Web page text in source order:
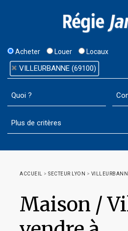
Acheter Louer Locaux
VILLEURBANNE (69100)
ACCUEIL > SECTEUR LYON >
Maison /